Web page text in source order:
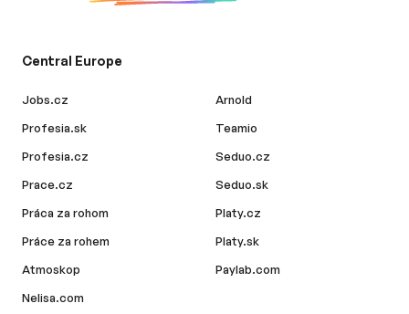
Central Europe
Jobs.cz
Profesia.sk
Profesia.cz
Prace.cz
Práca za rohom
Práce za rohem
Atmoskop
Nelisa.com
Arnold
Teamio
Seduo.cz
Seduo.sk
Platy.cz
Platy.sk
Paylab.com